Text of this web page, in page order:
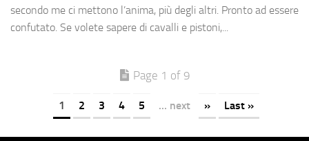
secondo me ci mettono l’anima, più degli altri. Pronto ad essere
confutato. Se volete sapere di cavalli e pistoni,...
Page 1 of 9
1 2 3 4 5 ... next » Last »